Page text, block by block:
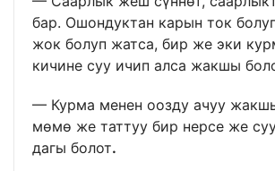
бар. Ошондуктан карын ток
жок болуп жатса, бир же эки
кичине суу ичип алса жакшы
— Курма менен оозду ачуу
мөмө же таттуу бир нерсе же
дагы болот.